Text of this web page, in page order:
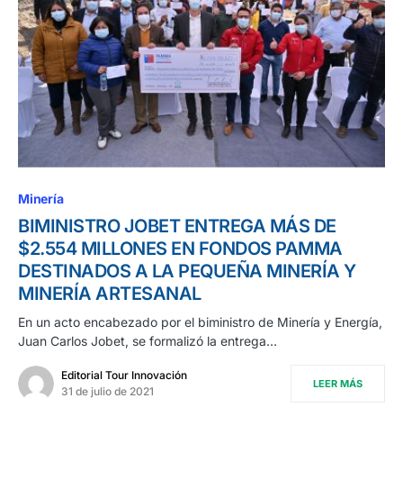
Minería
BIMINISTRO JOBET ENTREGA MÁS DE
$2.554 MILLONES EN FONDOS PAMMA
DESTINADOS A LA PEQUEÑA MINERÍA Y
MINERÍA ARTESANAL
En un acto encabezado por el biministro de Minería y Energía,
Juan Carlos Jobet, se formalizó la entrega…
Editorial Tour Innovación
31 de julio de 2021
LEER MÁS